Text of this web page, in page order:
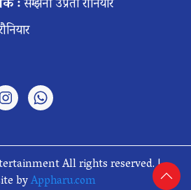
All rights reserved. |
byAppharu.com